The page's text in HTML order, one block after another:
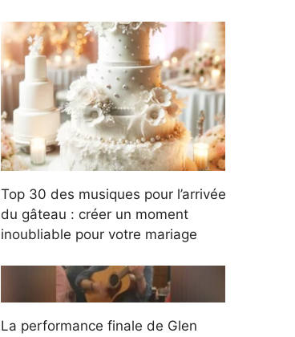
Top 30 des musiques pour l’arrivée
du gâteau : créer un moment
inoubliable pour votre mariage
La performance finale de Glen